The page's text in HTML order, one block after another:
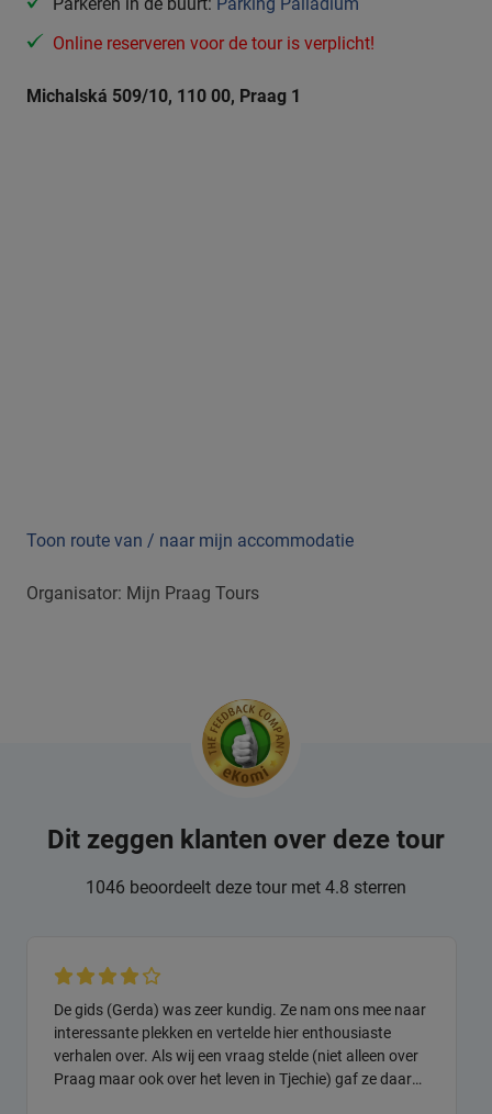
Online reserveren voor de tour is verplicht!
Michalská 509/10, 110 00, Praag 1
Toon route van / naar mijn accommodatie
Organisator: Mijn Praag Tours
Dit zeggen klanten over deze tour
1046 beoordeelt deze tour met 4.8 sterren
De gids (Gerda) was zeer kundig. Ze nam ons mee naar
interessante plekken en vertelde hier enthousiaste
verhalen over. Als wij een vraag stelde (niet alleen over
Praag maar ook over het leven in Tjechie) gaf ze daar